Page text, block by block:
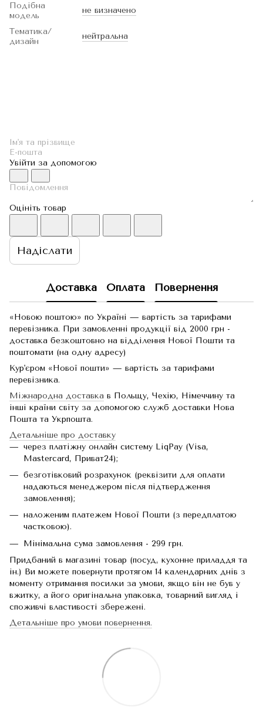
Подібна
модель
не визначено
Тематика/
дизайн
нейтральна
Увійти за допомогою
Оцініть товар
Надіслати
Доставка Оплата Повернення
«Новою поштою» по Україні — вартість за тарифами
перевізника. При замовленні продукції від 2000 грн -
доставка безкоштовно на відділення Нової Пошти та
поштомати (на одну адресу)
Кур'єром «Нової пошти» — вартість за тарифами
перевізника.
Міжнародна доставка в Польщу, Чехію, Німеччину та
інші країни світу за допомогою служб доставки Нова
Пошта та Укрпошта.
Детальніше про доставку
через платіжну онлайн систему LiqPay (Visa,
Mastercard, Приват24);
безготівковий розрахунок (реквізити для оплати
надаються менеджером після підтвердження
замовлення);
наложеним платежем Нової Пошти (з передплатою
частковою).
Мінімальна сума замовлення - 299 грн.
Придбаний в магазині товар (посуд, кухонне приладдя та
ін.) Ви можете повернути протягом 14 календарних днів з
моменту отримання посилки за умови, якщо він не був у
вжитку, а його оригінальна упаковка, товарний вигляд і
споживчі властивості збережені.
Детальніше про умови повернення.